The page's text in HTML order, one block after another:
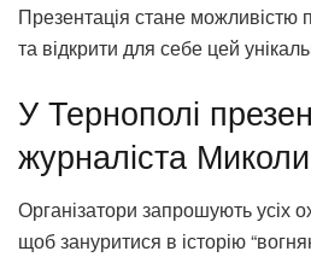
Презентація стане можливістю
та відкрити для себе цей
У Тернополі
журналіста
Організатори запрошують усіх
щоб зануритися в історію